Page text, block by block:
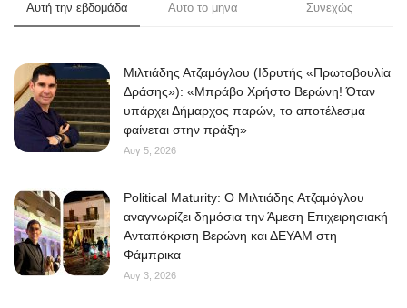
Αυτή την εβδομάδα Αυτο το μηνα Συνεχώς
Μιλτιάδης Ατζαμόγλου (Ιδρυτής «Πρωτοβουλία
Δράσης»): «Μπράβο Χρήστο Βερώνη! Όταν
υπάρχει Δήμαρχος παρών, το αποτέλεσμα
φαίνεται στην πράξη»
Αυγ 5, 2026
Political Maturity: Ο Μιλτιάδης Ατζαμόγλου
αναγνωρίζει δημόσια την Άμεση Επιχειρησιακή
Ανταπόκριση Βερώνη και ΔΕΥΑΜ στη
Φάμπρικα
Αυγ 3, 2026